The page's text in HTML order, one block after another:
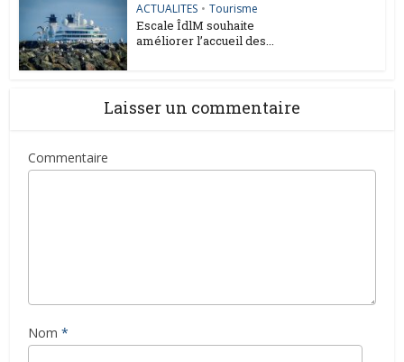
ACTUALITES • Tourisme
Escale ÎdlM souhaite
améliorer l’accueil des...
Laisser un commentaire
Commentaire
Nom *